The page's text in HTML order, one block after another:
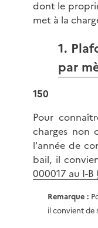
dont le
met à la
1.
par
150
Pour
charges non
l'année de
bail, il
000017 au I-B
Remarque :
il convient de